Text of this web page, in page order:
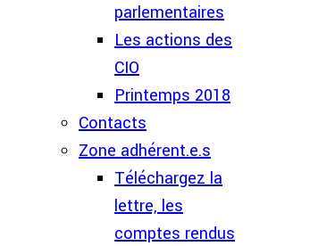
parlementaires
Les actions des
CIO
Printemps 2018
Contacts
Zone adhérent.e.s
Téléchargez la
lettre, les
comptes rendus